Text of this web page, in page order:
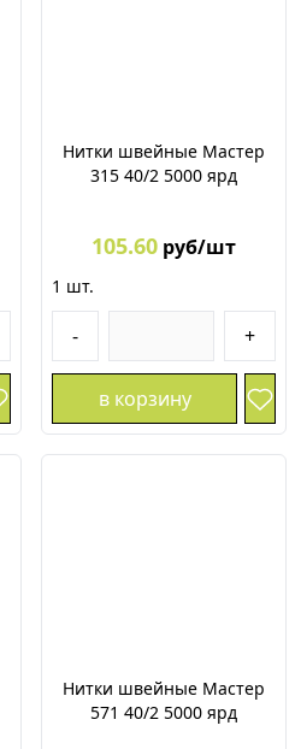
Нитки швейные Мастер
315 40/2 5000 ярд
105.60 руб/шт
1 шт.
- +
в корзину
Нитки швейные Мастер
571 40/2 5000 ярд